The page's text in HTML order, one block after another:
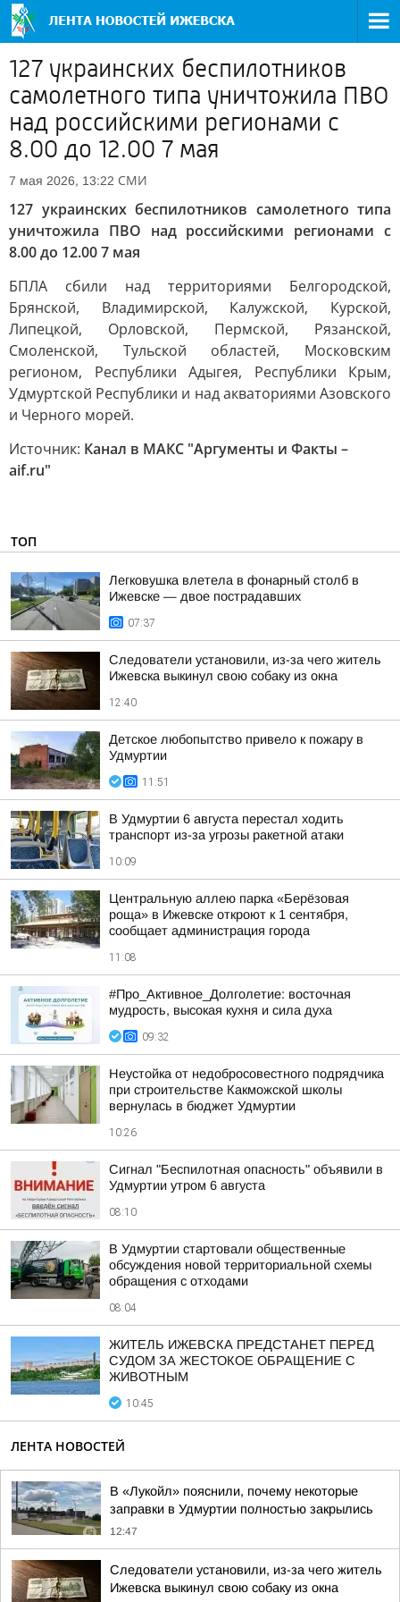
127 украинских беспилотников
самолетного типа уничтожила ПВО
над российскими регионами с
8.00 до 12.00 7 мая
7 мая 2026, 13:22 СМИ
127 украинских беспилотников самолетного типа
уничтожила ПВО над российскими регионами с
8.00 до 12.00 7 мая
БПЛА сбили над территориями Белгородской,
Брянской, Владимирской, Калужской, Курской,
Липецкой, Орловской, Пермской, Рязанской,
Смоленской, Тульской областей, Московским
регионом, Республики Адыгея, Республики Крым,
Удмуртской Республики и над акваториями Азовского
и Черного морей.
Источник: Канал в МАКС "Аргументы и Факты –
aif.ru"
ТОП
Легковушка влетела в фонарный столб в
Ижевске — двое пострадавших
07:37
Следователи установили, из-за чего житель
Ижевска выкинул свою собаку из окна
12:40
Детское любопытство привело к пожару в
Удмуртии
11:51
В Удмуртии 6 августа перестал ходить
транспорт из-за угрозы ракетной атаки
10:09
Центральную аллею парка «Берёзовая
роща» в Ижевске откроют к 1 сентября,
сообщает администрация города
11:08
#Про_Активное_Долголетие: восточная
мудрость, высокая кухня и сила духа
09:32
Неустойка от недобросовестного подрядчика
при строительстве Какможской школы
вернулась в бюджет Удмуртии
10:26
Сигнал "Беспилотная опасность" объявили в
Удмуртии утром 6 августа
08:10
В Удмуртии стартовали общественные
обсуждения новой территориальной схемы
обращения с отходами
08:04
ЖИТЕЛЬ ИЖЕВСКА ПРЕДСТАНЕТ ПЕРЕД
СУДОМ ЗА ЖЕСТОКОЕ ОБРАЩЕНИЕ С
ЖИВОТНЫМ
10:45
ЛЕНТА НОВОСТЕЙ
В «Лукойл» пояснили, почему некоторые
заправки в Удмуртии полностью закрылись
12:47
Следователи установили, из-за чего житель
Ижевска выкинул свою собаку из окна